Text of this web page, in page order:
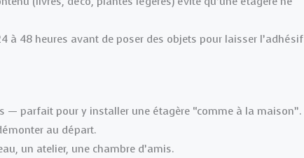
48 heures avant de poser des objets pour laisser l’adhésif
— parfait pour y installer une étagère “comme à la maison”.
au départ.
un atelier, une chambre d’amis.